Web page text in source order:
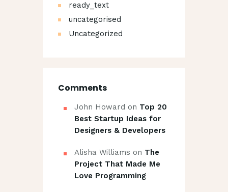
ready_text
uncategorised
Uncategorized
Comments
John Howard on Top 20
Best Startup Ideas for
Designers & Developers
Alisha Williams on The
Project That Made Me
Love Programming